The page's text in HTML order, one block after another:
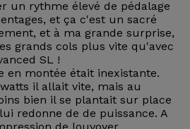
un rythme élevé de pédalage
et ça c'est un sacré
et à ma grande surprise,
grands cols plus vite qu'avec
SL !
en montée était inexistante.
il allait vite, mais au
bien il se plantait sur place
redonne de de puissance. A